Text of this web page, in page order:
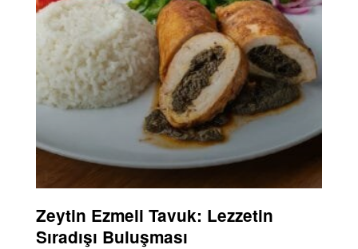
Zeytin Ezmeli Tavuk: Lezzetin
Sıradışı Buluşması